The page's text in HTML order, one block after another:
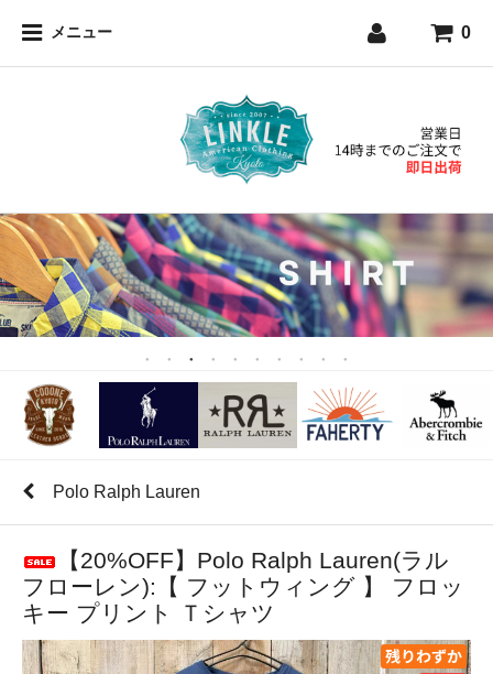
メニュー 0
Polo Ralph Lauren
【20%OFF】Polo Ralph Lauren(ラル
フローレン):【 フットウィング 】 フロッ
キー プリント Ｔシャツ